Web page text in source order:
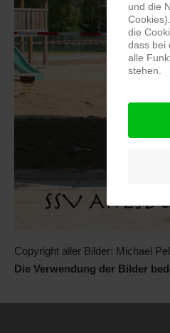
Copyright aller Bilder: Michael
Die Verwendung der Bilder
und die
die
dass bei
alle
stehen.